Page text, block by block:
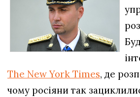
The New York Times, де
чому росіяни так